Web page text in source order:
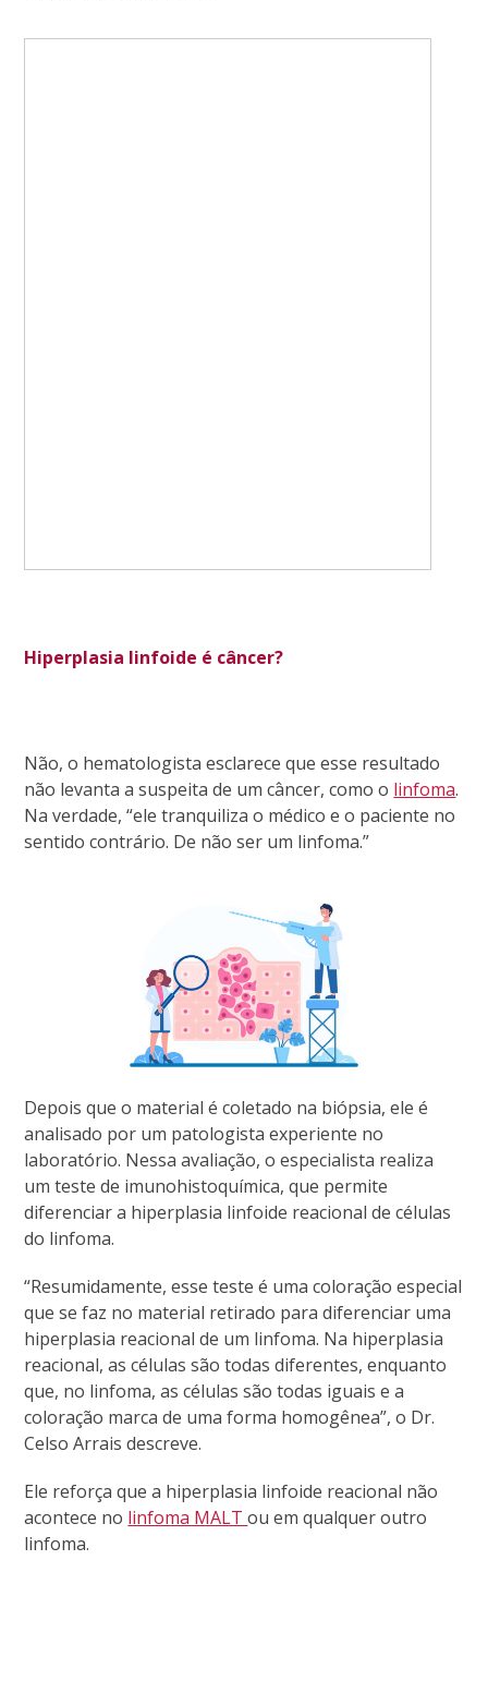
Hiperplasia linfoide é câncer?
Não, o hematologista esclarece que esse resultado
não levanta a suspeita de um câncer, como o linfoma.
Na verdade, “ele tranquiliza o médico e o paciente no
sentido contrário. De não ser um linfoma.”
Depois que o material é coletado na biópsia, ele é
analisado por um patologista experiente no
laboratório. Nessa avaliação, o especialista realiza
um teste de imunohistoquímica, que permite
diferenciar a hiperplasia linfoide reacional de células
do linfoma.
“Resumidamente, esse teste é uma coloração especial
que se faz no material retirado para diferenciar uma
hiperplasia reacional de um linfoma. Na hiperplasia
reacional, as células são todas diferentes, enquanto
que, no linfoma, as células são todas iguais e a
coloração marca de uma forma homogênea”, o Dr.
Celso Arrais descreve.
Ele reforça que a hiperplasia linfoide reacional não
acontece no linfoma MALTou em qualquer outro
linfoma.